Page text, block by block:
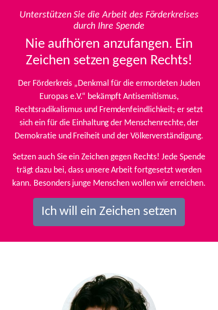
Unterstützen Sie die Arbeit des Förderkreises
durch Ihre Spende
Nie aufhören anzufangen. Ein
Zeichen setzen gegen Rechts!
Der Förderkreis „Denkmal für die ermordeten Juden
Europas e.V.“ bekämpft Antisemitismus,
Rechtsradikalismus und Fremdenfeindlichkeit; er setzt
sich ein für die Einhaltung der Menschenrechte, der
Demokratie und Freiheit und der Völkerverständigung.
Setzen auch Sie ein Zeichen gegen Rechts! Jede Spende
trägt dazu bei, dass unsere Arbeit fortgesetzt werden
kann. Besonders junge Menschen wollen wir erreichen.
Ich will ein Zeichen setzen